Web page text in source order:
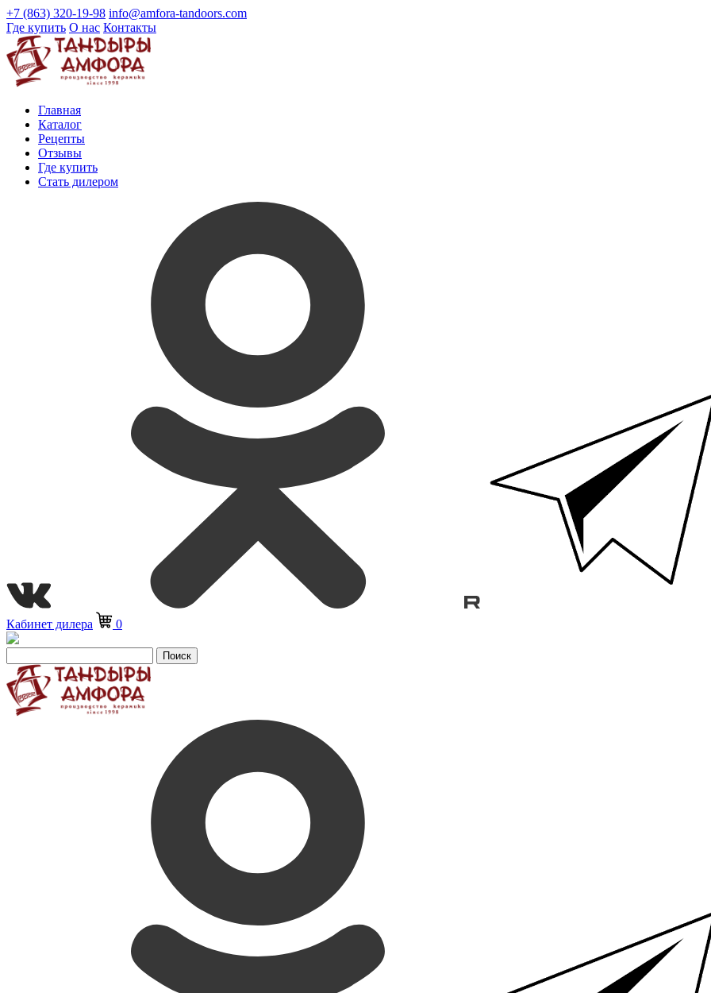
+7 (863) 320-19-98 info@amfora-tandoors.com
Где купить О нас Контакты
Главная
Каталог
Рецепты
Отзывы
Где купить
Стать дилером
Кабинет дилера 0
Поиск